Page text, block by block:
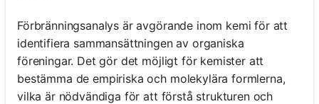
Förbränningsanalys är avgörande inom kemi för att
identifiera sammansättningen av organiska
föreningar. Det gör det möjligt för kemister att
bestämma de empiriska och molekylära formlerna,
vilka är nödvändiga för att förstå strukturen och